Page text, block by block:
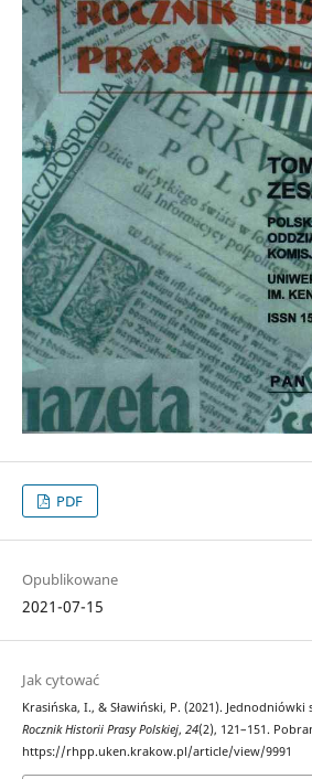
PDF
Opublikowane
2021-07-15
Jak cytować
Krasińska, I., & Sławiński, P. (2021). Jednodniówki
Rocznik Historii Prasy Polskiej, 24(2), 121–151.
https://rhpp.uken.krakow.pl/article/view/9991